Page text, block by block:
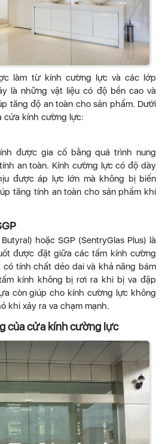
làm từ kính cường lực và các lớp
là những vật liệu có độ bền cao và
tăng độ an toàn cho sản phẩm. Dưới
cửa kính cường lực:
được gia cố bằng quá trình nung
an toàn. Kính cường lực có độ dày
được áp lực lớn mà không bị biến
tăng tính an toàn cho sản phẩm khi
hoặc SGP (SentryGlas Plus) là
được đặt giữa các tấm kính cường
tính chất dẻo dai và khả năng bám
kính không bị rơi ra khi bị va đập
còn giúp cho kính cường lực không
khi xảy ra va chạm mạnh.
của cửa kính cường lực